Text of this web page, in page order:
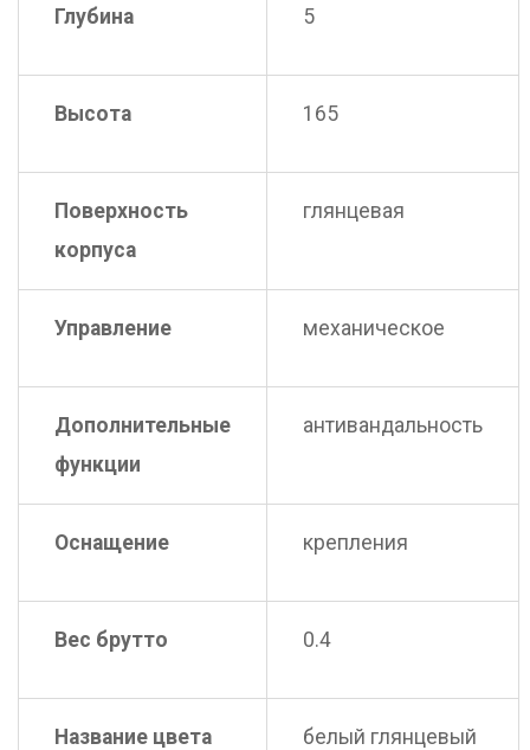
Глубина 5
Высота 165
Поверхность
корпуса
глянцевая
Управление механическое
Дополнительные
функции
антивандальность
Оснащение крепления
Вес брутто 0.4
Название цвета белый глянцевый